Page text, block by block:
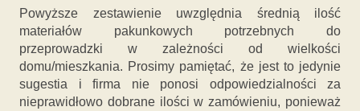
Powyższe zestawienie uwzględnia średnią ilość
materiałów pakunkowych potrzebnych do
przeprowadzki w zależności od wielkości
domu/mieszkania. Prosimy pamiętać, że jest to jedynie
sugestia i firma nie ponosi odpowiedzialności za
nieprawidłowo dobrane ilości w zamówieniu, ponieważ